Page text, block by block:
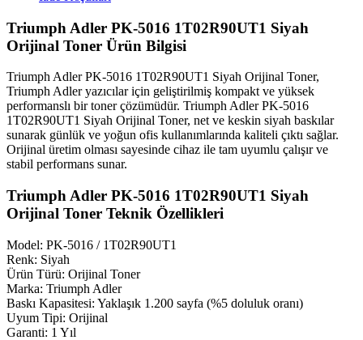
Triumph Adler PK-5016 1T02R90UT1 Siyah
Orijinal Toner Ürün Bilgisi
Triumph Adler PK-5016 1T02R90UT1 Siyah Orijinal Toner,
Triumph Adler yazıcılar için geliştirilmiş kompakt ve yüksek
performanslı bir toner çözümüdür. Triumph Adler PK-5016
1T02R90UT1 Siyah Orijinal Toner, net ve keskin siyah baskılar
sunarak günlük ve yoğun ofis kullanımlarında kaliteli çıktı sağlar.
Orijinal üretim olması sayesinde cihaz ile tam uyumlu çalışır ve
stabil performans sunar.
Triumph Adler PK-5016 1T02R90UT1 Siyah
Orijinal Toner Teknik Özellikleri
Model: PK-5016 / 1T02R90UT1
Renk: Siyah
Ürün Türü: Orijinal Toner
Marka: Triumph Adler
Baskı Kapasitesi: Yaklaşık 1.200 sayfa (%5 doluluk oranı)
Uyum Tipi: Orijinal
Garanti: 1 Yıl